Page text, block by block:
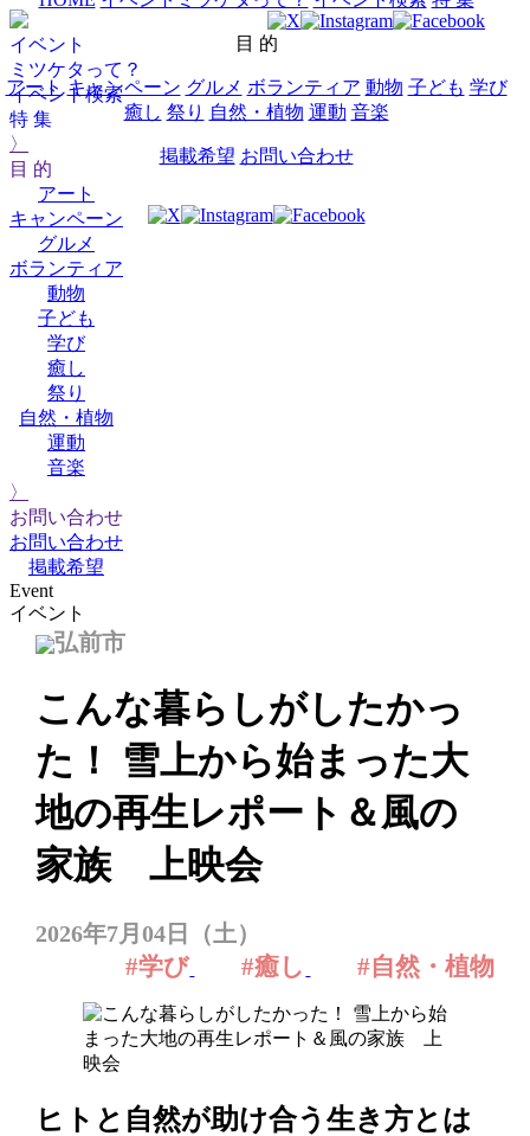
イベント
ミツケタって？
イベント検索
特 集
〉
目 的
アート
キャンペーン
グルメ
ボランティア
動物
子ども
学び
癒し
祭り
自然・植物
運動
音楽
〉
お問い合わせ
お問い合わせ
掲載希望
目 的
アート キャンペーン グルメ ボランティア 動物 子ども 学び
癒し 祭り 自然・植物 運動 音楽
掲載希望 お問い合わせ
Event
イベント
弘前市
こんな暮らしがしたかっ
た！ 雪上から始まった大
地の再生レポート＆風の
家族 上映会
2026年7月04日（土）
#学び #癒し #自然・植物
ヒトと自然が助け合う生き方とは